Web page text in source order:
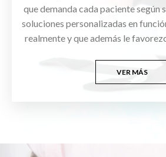
que demanda cada paciente según
soluciones personalizadas en
realmente y que además le
VER MÁS